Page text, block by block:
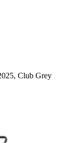
Club Grey